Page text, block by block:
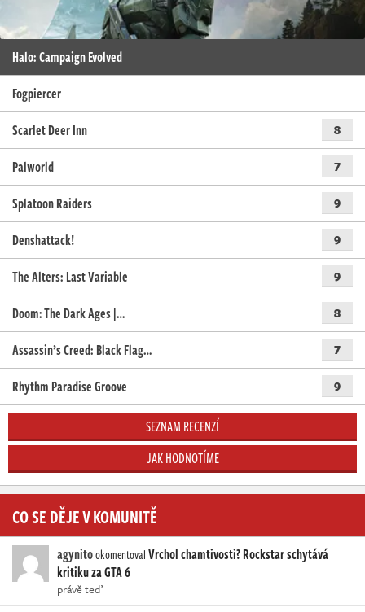
Halo: Campaign Evolved
Fogpiercer
Scarlet Deer Inn
8
Palworld 7
Splatoon Raiders 9
Denshattack! 9
The Alters: Last Variable 9
Doom: The Dark Ages |… 8
Assassin’s Creed: Black Flag… 7
Rhythm Paradise Groove 9
SEZNAM RECENZÍ
JAK HODNOTÍME
CO SE DĚJE V KOMUNITĚ
agynitookomentovalVrchol chamtivosti? Rockstar schytává
kritiku za GTA 6
právě teď